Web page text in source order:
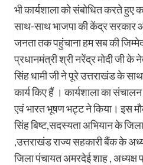
भी कार्यशाला को संबोधित करते हुए
साथ-साथ भाजपा की केंद्र सरकार
जनता तक पहुंचाना हम सब की
प्रधानमंत्री श्री नरेंद्र मोदी जी के
सिंह धामी जी ने पूरे उत्तराखंड के
कार्य किए हैं । कार्यशाला का
एवं भारत भूषण भट्ट ने किया। इस
सिंह बिष्ट,सदस्यता अभियान के
,उत्तराखंड राज्य सहकारी बैंक के
जिला पंचायत अमरदेई शाह , अध्यक्ष